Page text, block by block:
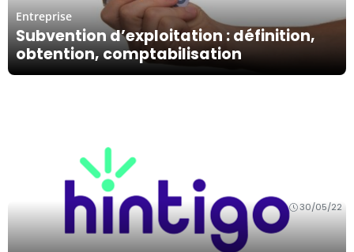
Subvention d’exploitation : définition,
obtention, comptabilisation
Entreprise
30/05/22